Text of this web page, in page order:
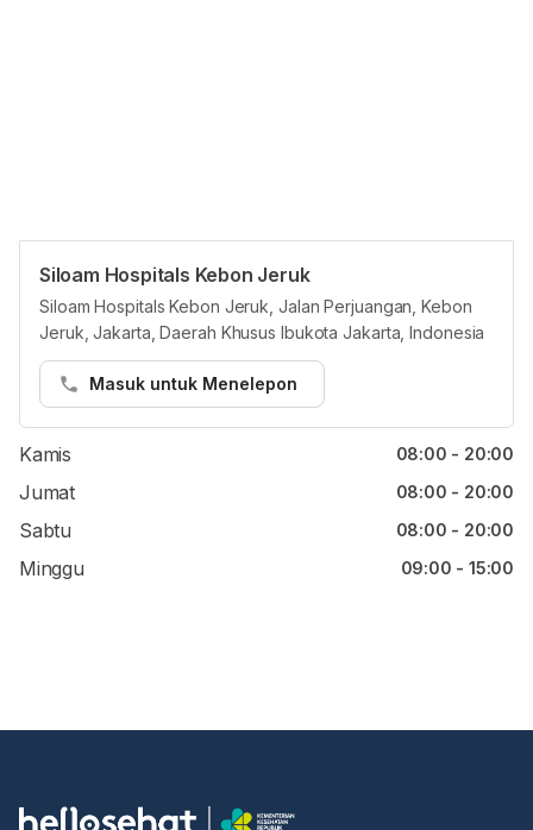
Siloam Hospitals Kebon Jeruk
Siloam Hospitals Kebon Jeruk, Jalan Perjuangan, Kebon
Jeruk, Jakarta, Daerah Khusus Ibukota Jakarta, Indonesia
Masuk untuk Menelepon
Jam reguler
Senin 08:00 - 20:00
Selasa
Kamis 08:00 - 20:00
Jumat 08:00 - 20:00
Sabtu 08:00 - 20:00
Minggu 09:00 - 15:00